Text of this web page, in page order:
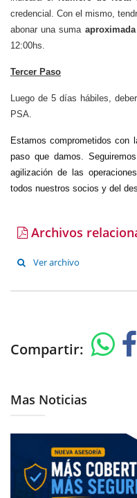
credencial. Con el mismo,
abonar una suma
12:00hs.
Tercer Paso
Luego de 5 días hábiles,
PSA.
Estamos comprometidos con
paso que damos.
agilización de las
todos nuestros socios y del
Archivos
Ver archivo
Compartir:
Mas Noticias